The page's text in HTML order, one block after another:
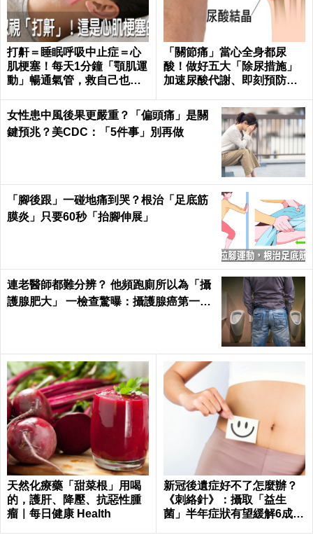
打鼾＝睡眠呼吸中止症＝心
肌梗塞！每天1分鐘「顎肌運
動」暢通氣管，救自己也救
「關節痛」當心全身都尿
酸！做好五大「除尿措施」
加速尿酸代謝、即刻預防痛
h
女性患中風後果更嚴重？「偏頭痛」是關
鍵預兆？美CDC：「5件事」別再做
「腳後跟」一碰地痛到哭？根治「足底筋
膜炎」只要60秒「抬腳伸展」
連老醫師都難分辨？ 他頻跑廁所以為「攝
護腺肥大」 一檢查驚曝：攝護腺癌第一期
天然化療藥「甜菜根」用喝
的，護肝、降壓、抗惡性腫
瘤｜每日健康 Health
新冠後遺症好不了怎麼辦？
《刺絡針》：攝取「益生
菌」半年症狀有望緩解6成以